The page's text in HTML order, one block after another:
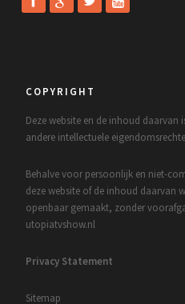
COPYRIGHT
Deze website en de inhoud daarvan
andere intellectuele
Behalve voor persoonlijk en niet-
deze website of de inhoud daarvan
openbaar gemaakt, zonder
utopiatvshow.nl
Privacy Statement
Sitemap